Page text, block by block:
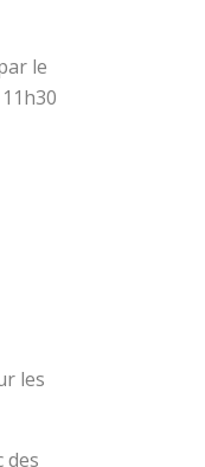
le
les
des